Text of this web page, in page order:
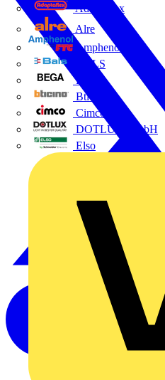
Adaptaflex
Alre
Amphenol FTG
BALS
Bega
Bticino
Cimco
DOTLUX GmbH
Elso